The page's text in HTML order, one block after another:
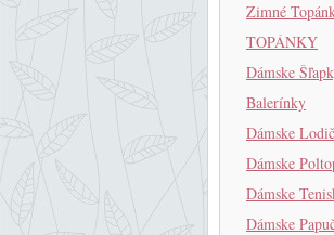
Zimné
TOPÁNKY
Dámske
Balerínky
Dámske
Dámske
Dámske
Dámske